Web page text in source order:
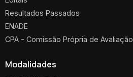
Resultados Passados
ENADE
CPA - Comissão Própria de Avaliação
Modalidades